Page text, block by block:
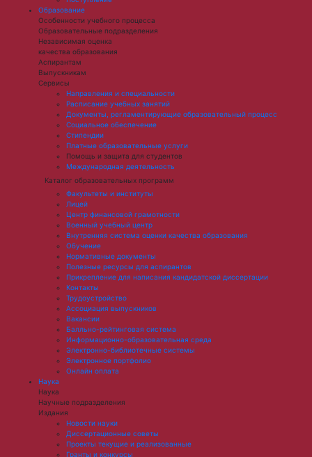
Образование
Особенности учебного процесса
Образовательные подразделения
Независимая оценка
качества образования
Аспирантам
Выпускникам
Сервисы
Направления и специальности
Расписание учебных занятий
Документы, регламентирующие образовательный процесс
Социальное обеспечение
Стипендии
Платные образовательные услуги
Помощь и защита для студентов
Международная деятельность
Каталог образовательных программ
Факультеты и институты
Лицей
Центр финансовой грамотности
Военный учебный центр
Внутренняя система оценки качества образования
Обучение
Нормативные документы
Полезные ресурсы для аспирантов
Прикрепление для написания кандидатской диссертации
Контакты
Трудоустройство
Ассоциация выпускников
Вакансии
Балльно-рейтинговая система
Информационно-образовательная среда
Электронно-библиотечные системы
Электронное портфолио
Онлайн оплата
Наука
Наука
Научные подразделения
Издания
Новости науки
Диссертационные советы
Проекты текущие и реализованные
Гранты и конкурсы